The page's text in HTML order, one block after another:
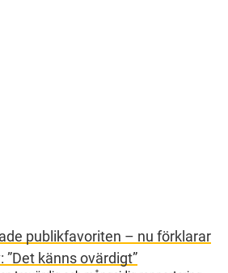
publikfavoriten – nu förklarar
”Det känns ovärdigt”